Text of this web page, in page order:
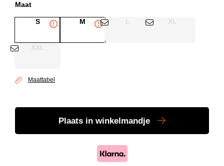
Maat
S M L XL
XXL
Maattabel
Plaats in winkelmandje